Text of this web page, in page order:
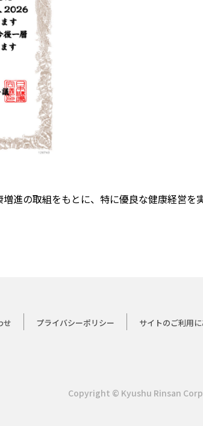
進の取組をもとに、特に優良な健康経営を
せ プライバシーポリシー サイトのご利用
Copyright © Kyushu Rinsan